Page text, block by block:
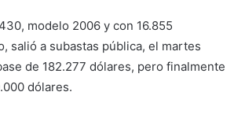
modelo 2006 y con 16.855
salió a subastas pública, el martes
de 182.277 dólares, pero finalmente
dólares.